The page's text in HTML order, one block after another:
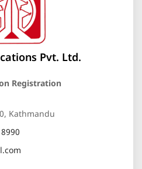
Pvt. Ltd.
Registration
Kathmandu